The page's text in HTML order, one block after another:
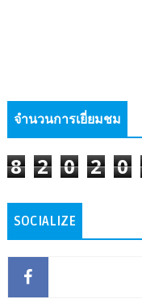
จำนวนการเยี่ยมชม
8 2 0 2 0
SOCIALIZE